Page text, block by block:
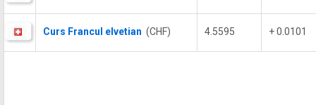
Curs Francul elvetian (CHF) 4.5595 + 0.0101